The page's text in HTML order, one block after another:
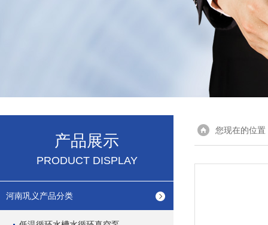
产品展示
PRODUCT DISPLAY
河南巩义产品分类
您现在的位置